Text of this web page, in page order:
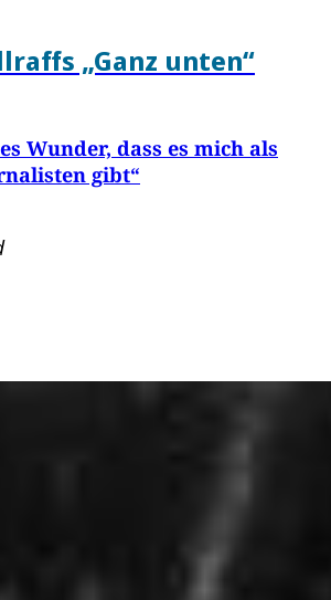
„Ganz unten“
Wunder, dass es mich als
gibt“